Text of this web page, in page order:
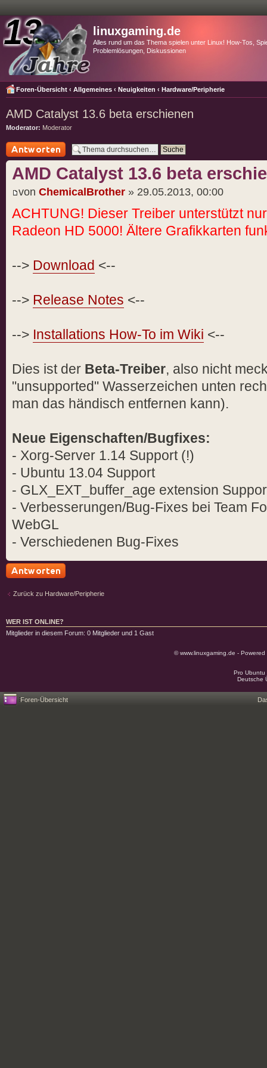
linuxgaming.de
Alles rund um das Thema spielen unter Linux! How-Tos,
Problemlösungen, Diskussionen
Foren-Übersicht ‹ Allgemeines ‹ Neuigkeiten ‹ Hardware/Peripherie
AMD Catalyst 13.6 beta erschienen
Moderator: Moderator
Antwort schreiben
AMD Catalyst 13.6 beta
von ChemicalBrother » 29.05.2013, 00:00
ACHTUNG! Dieser Treiber unterstützt
Radeon HD 5000! Ältere Grafikkarten
--> Download <--
--> Release Notes <--
--> Installations How-To im Wiki <--
Dies ist der Beta-Treiber, also nicht
"unsupported" Wasserzeichen unten
man das händisch entfernen kann).
Neue Eigenschaften/Bugfixes:
- Xorg-Server 1.14 Support (!)
- Ubuntu 13.04 Support
- GLX_EXT_buffer_age extension
- Verbesserungen/Bug-Fixes bei Team
WebGL
- Verschiedenen Bug-Fixes
Zurück zu Hardware/Peripherie
WER IST ONLINE?
Mitglieder in diesem Forum: 0 Mitglieder und 1 Gast
© www.linuxgaming.de -
Pro
Deutsche
Foren-Übersicht